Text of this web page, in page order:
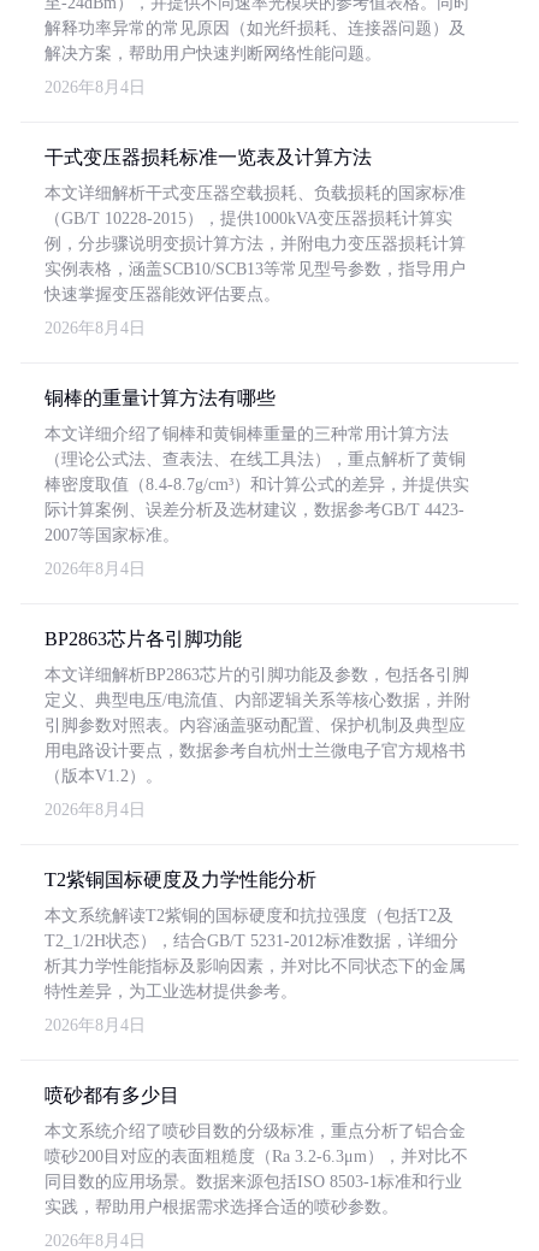
解释功率异常的常见原因（如光纤损耗、连接器问题）及
解决方案，帮助用户快速判断网络性能问题。
2026年8月4日
干式变压器损耗标准一览表及计算方法
本文详细解析干式变压器空载损耗、负载损耗的国家标准
（GB/T 10228-2015），提供1000kVA变压器损耗计算实
例，分步骤说明变损计算方法，并附电力变压器损耗计算
实例表格，涵盖SCB10/SCB13等常见型号参数，指导用户
快速掌握变压器能效评估要点。
2026年8月4日
铜棒的重量计算方法有哪些
本文详细介绍了铜棒和黄铜棒重量的三种常用计算方法
（理论公式法、查表法、在线工具法），重点解析了黄铜
棒密度取值（8.4-8.7g/cm³）和计算公式的差异，并提供实
际计算案例、误差分析及选材建议，数据参考GB/T 4423-
2007等国家标准。
2026年8月4日
BP2863芯片各引脚功能
本文详细解析BP2863芯片的引脚功能及参数，包括各引脚
定义、典型电压/电流值、内部逻辑关系等核心数据，并附
引脚参数对照表。内容涵盖驱动配置、保护机制及典型应
用电路设计要点，数据参考自杭州士兰微电子官方规格书
（版本V1.2）。
2026年8月4日
T2紫铜国标硬度及力学性能分析
本文系统解读T2紫铜的国标硬度和抗拉强度（包括T2及
T2_1/2H状态），结合GB/T 5231-2012标准数据，详细分
析其力学性能指标及影响因素，并对比不同状态下的金属
特性差异，为工业选材提供参考。
2026年8月4日
喷砂都有多少目
本文系统介绍了喷砂目数的分级标准，重点分析了铝合金
喷砂200目对应的表面粗糙度（Ra 3.2-6.3μm），并对比不
同目数的应用场景。数据来源包括ISO 8503-1标准和行业
实践，帮助用户根据需求选择合适的喷砂参数。
2026年8月4日